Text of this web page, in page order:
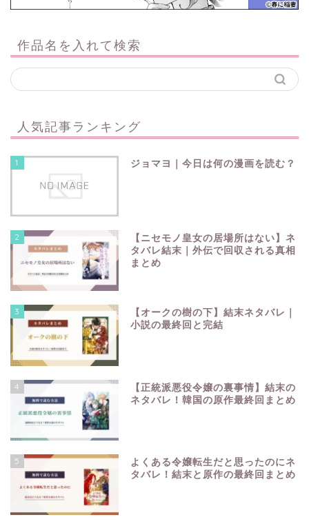
作品名を入れて検索
人気記事ランキング
1 ジョマヨ｜今日は何の漫画を読む？
2
【ニセモノ皇女の居場所はない】ネ
タバレ結末｜外伝で回収される真相
まとめ
3
【オークの樹の下】結末ネタバレ｜
小説の最終回と完結
4
【正統派悪役令嬢の裏事情】結末の
ネタバレ！韓国の原作最終回まとめ
5
よくある令嬢転生だと思ったのにネ
タバレ！結末と原作の最終回まとめ